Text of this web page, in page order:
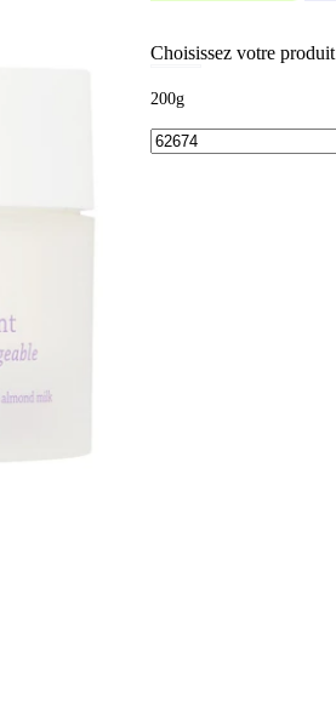
Choisissez votre produit
200g